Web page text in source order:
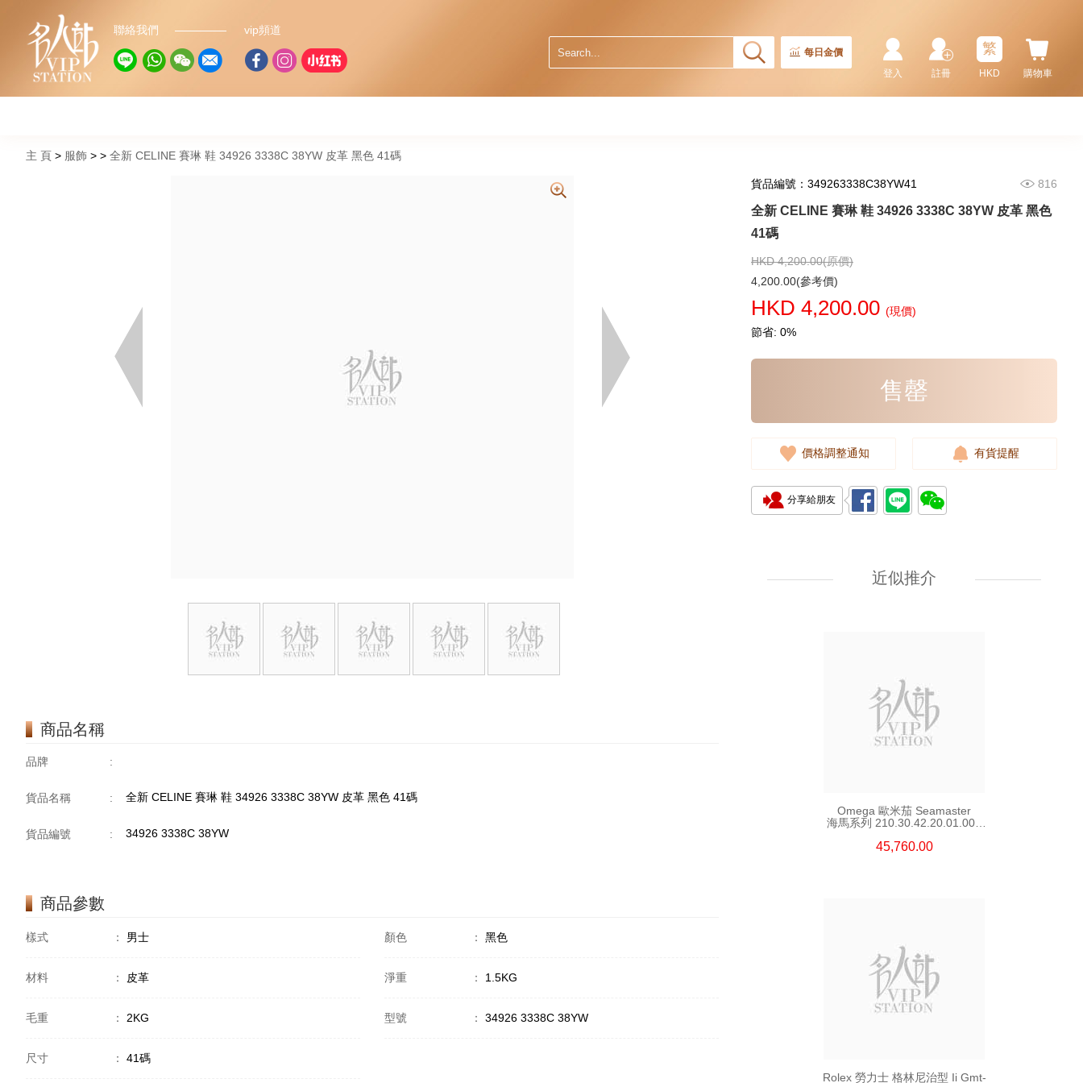
聯絡我們 vip頻道
每日金價
購物車
繁
HKD
註冊
登入
主 頁 服飾 全新 CELINE 賽琳 鞋 34926 3338C 38YW 皮革 黑色 41碼
商品名稱
品牌 :
貨品名稱 : 全新 CELINE 賽琳 鞋 34926 3338C 38YW 皮革 黑色 41碼
貨品編號 : 34926 3338C 38YW
商品參數
樣式 ： 男士 顏色 ： 黑色
材料 ： 皮革 淨重 ： 1.5KG
毛重 ： 2KG 型號 ： 34926 3338C 38YW
尺寸 ： 41碼
貨品編號：349263338C38YW41 816
全新 CELINE 賽琳 鞋 34926 3338C 38YW 皮革 黑色
41碼
HKD 4,200.00(原價)
4,200.00(參考價)
HKD 4,200.00 (現價)
節省: 0%
售罄
價格調整通知 有貨提醒
分享給朋友
近似推介
國米圈 藍針
155,000.00
Submariner 124060-0001 精鋼
無日曆 黑水鬼
102,000.00
鋼 遊艇 灰面
107,000.00
Omega 歐米茄 Seamaster
海馬系列 210.30.42.20.01.002
45,760.00
Rolex 勞力士 格林尼治型 Ii Gmt-